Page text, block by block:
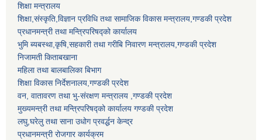
शिक्षा मन्त्रालय
शिक्षा,संस्कृति,विज्ञान प्रविधि तथा सामाजिक विकास मन्त्रालय,गण्डकी प्रदेश
प्रधानमन्त्री तथा मन्त्रिपरिषद्को कार्यालय
भुमि ब्यबस्था,कृषि,सहकारी तथा गरीबि निवारण मन्त्रालय,गण्डकी प्रदेश
निजामती किताबखाना
महिला तथा बालबालिका बिभाग
शिक्षा विकास निर्देशनालय,गण्डकी प्रदेश
वन, वातावरण तथा भु-संरक्षण मन्त्रालय ,गण्डकी प्रदेश
मुख्यमन्त्री तथा मन्त्रिपरिषद्को कार्यालय गण्डकी प्रदेश
लघु,घरेलु तथा साना उधोग प्रवर्द्धन केन्द्र
प्रधानमन्त्री रोजगार कार्यक्रम